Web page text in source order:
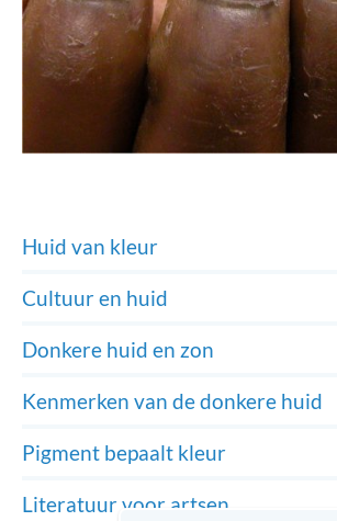
Huid van kleur
Cultuur en huid
Donkere huid en zon
Kenmerken van de donkere huid
Pigment bepaalt kleur
Literatuur voor artsen